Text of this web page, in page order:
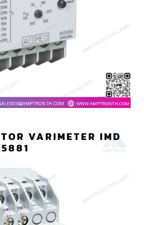
VARIMETER IMD